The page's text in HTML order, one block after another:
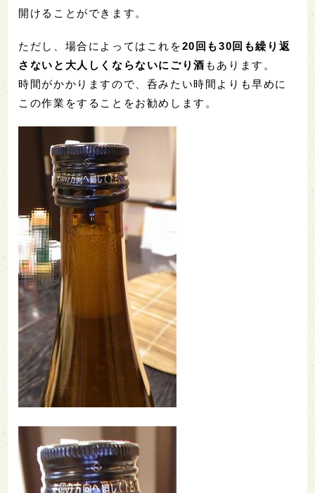
開けることができます。
ただし、場合によってはこれを20回も30回も繰り返
さないと大人しくならないにごり酒 もあります。
時間がかかりますので、呑みたい時間よりも早めに
この作業をすることをお勧めします。